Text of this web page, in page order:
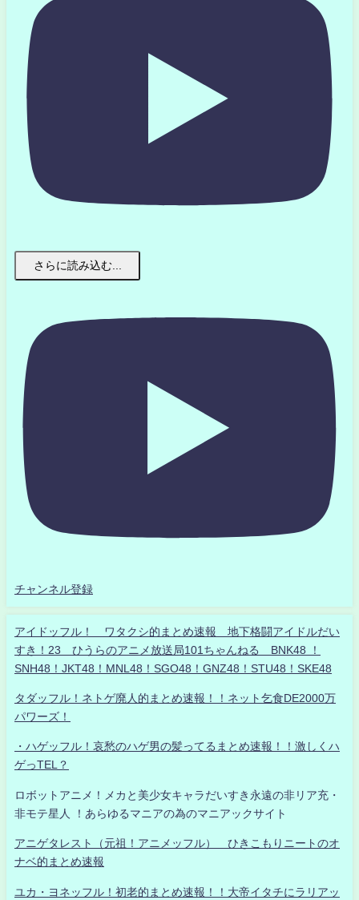
さらに読み込む...
チャンネル登録
アイドッフル！ ワタクシ的まとめ速報 地下格闘アイドルだい
すき！23 ひうらのアニメ放送局101ちゃんねる BNK48 ！
SNH48！JKT48！MNL48！SGO48！GNZ48！STU48！SKE48
タダッフル！ネトゲ廃人的まとめ速報！！ネット乞食DE2000万
パワーズ！
・ハゲッフル！哀愁のハゲ男の髪ってるまとめ速報！！激しくハ
ゲっTEL？
ロボットアニメ！メカと美少女キャラだいすき永遠の非リア充・
非モテ星人 ！あらゆるマニアの為のマニアックサイト
アニゲタレスト（元祖！アニメッフル） ひきこもりニートのオ
ナベ的まとめ速報
ユカ・ヨネッフル！初老的まとめ速報！！大帝イタチにラリアッ